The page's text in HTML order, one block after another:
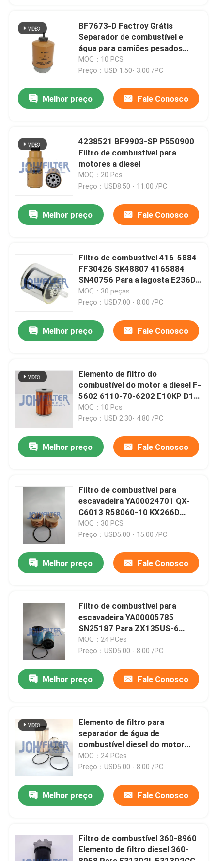
vídeos
Sobre nós
Controle de qualidade
Contacte-nos
Notícias
Máquina escavadora Air Filter
BF7673-D Factroy Grátis
Separador de combustível e
água para camiões pesados
RE50455 RE58367 156-1200
RE62418 P550351 FS19516
MOQ：10 PCS
Preço：USD 1.50- 3.00 /PC
Melhor preço Fale Conosco
4238521 BF9903-SP P550900
Filtro de combustível para
motores a diesel
MOQ：20 Pcs
Preço：USD8.50 - 11.00 /PC
Melhor preço Fale Conosco
Filtro de combustível 416-5884
FF30426 SK48807 4165884
SN40756 Para a lagosta E236D
E242D E246D E262D E272D
MOQ：30 peças
Preço：USD7.00 - 8.00 /PC
Melhor preço Fale Conosco
Elemento de filtro do
combustível do motor a diesel F-
5602 6110-70-6202 E10KP D10
PF963 PF950 F-2626 Para
Komatsu e Isuzu
MOQ：10 Pcs
Preço：USD 2.30- 4.80 /PC
Melhor preço Fale Conosco
Filtro de combustível para
escavadeira YA00024701 QX-
C6013 R58060-10 KX266D
PU10001X Para ZX210 ZX210-3
MOQ：30 PCS
Preço：USD5.00 - 15.00 /PC
Melhor preço Fale Conosco
Filtro de combustível para
escavadeira YA00005785
SN25187 Para ZX135US-6
ZX160LC-6 ZX170W-6 ZX190-6
ZX530-7LCH
MOQ：24 PCes
Preço：USD5.00 - 8.00 /PC
Melhor preço Fale Conosco
Elemento de filtro para
separador de água de
combustível diesel do motor
363-5819 3635819 PF46049
Para geradores de carregadores
MOQ：24 PCes
Preço：USD5.00 - 8.00 /PC
Melhor preço Fale Conosco
Filtro de combustível 360-8960
Elemento de filtro diesel 360-